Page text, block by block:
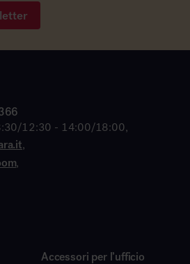
12:30 - 14:00/18:00,
,
,
Accessori per l’ufficio